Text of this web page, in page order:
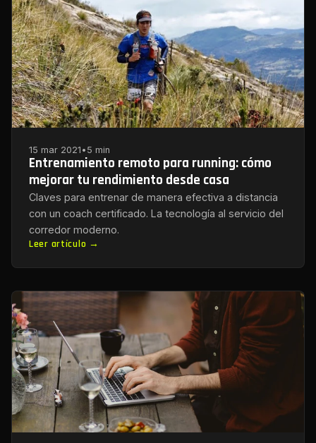
15 mar 2021 • 5 min
Entrenamiento remoto para running: cómo
mejorar tu rendimiento desde casa
Claves para entrenar de manera efectiva a distancia
con un coach certificado. La tecnología al servicio del
corredor moderno.
Leer artículo →